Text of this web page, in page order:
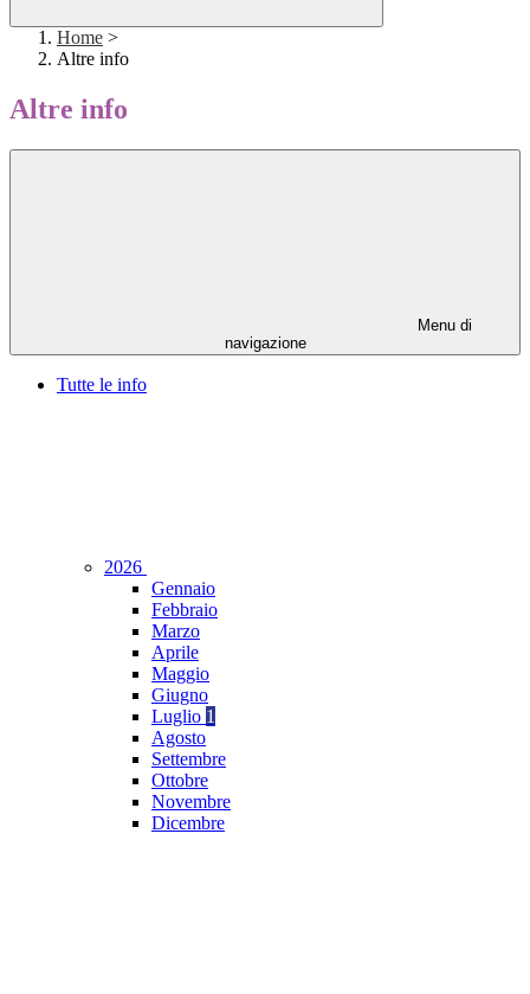
Home >
Altre info
Altre info
Menu di
navigazione
Tutte le info
2026
Gennaio
Febbraio
Marzo
Aprile
Maggio
Giugno
Luglio 1
Agosto
Settembre
Ottobre
Novembre
Dicembre